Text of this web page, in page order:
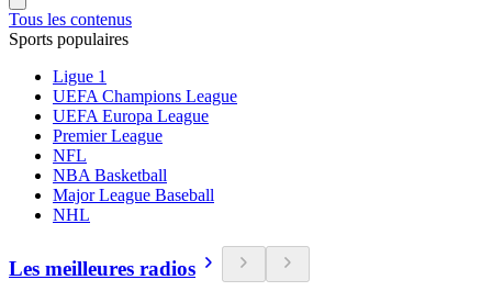
Tous les contenus
Sports populaires
Ligue 1
UEFA Champions League
UEFA Europa League
Premier League
NFL
NBA Basketball
Major League Baseball
NHL
Les meilleures radios